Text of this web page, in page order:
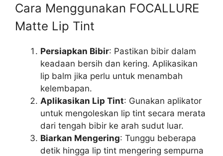
Cara Menggunakan FOCALLURE
Matte Lip Tint
Persiapkan Bibir: Pastikan bibir dalam
keadaan bersih dan kering. Aplikasikan
lip balm jika perlu untuk menambah
kelembapan.
Aplikasikan Lip Tint: Gunakan aplikator
untuk mengoleskan lip tint secara merata
dari tengah bibir ke arah sudut luar.
Biarkan Mengering: Tunggu beberapa
detik hingga lip tint mengering sempurna